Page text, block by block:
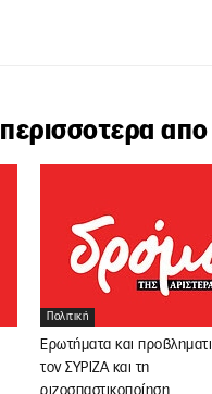
περισσοτερα
Πολιτική
Ερωτήματα και
τον ΣΥΡΙΖΑ και τη